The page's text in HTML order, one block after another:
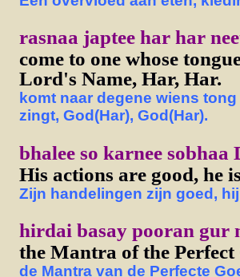
rasnaa japtee har har
come to one whose
Lord's Name, Har, Har.
komt naar degene wiens
zingt, God(Har), God(Har).
bhalee so karnee sobhaa
His actions are good, he
Zijn handelingen zijn goed,
hirdai basay pooran gur
the Mantra of the
de Mantra van de Perfecte